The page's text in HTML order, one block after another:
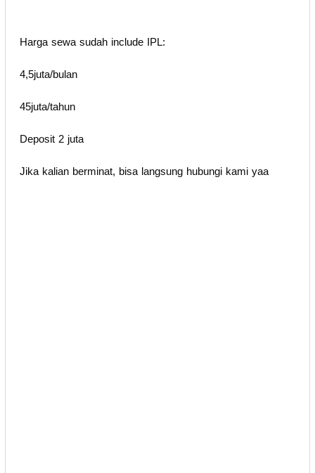
Harga sewa sudah include IPL:
4,5juta/bulan
45juta/tahun
Deposit 2 juta
Jika kalian berminat, bisa langsung hubungi kami yaa